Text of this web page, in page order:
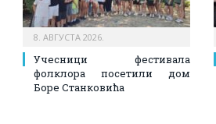
8. АВГУСТА 2026.
Учесници фестивала
фолклора посетили дом
Боре Станковића